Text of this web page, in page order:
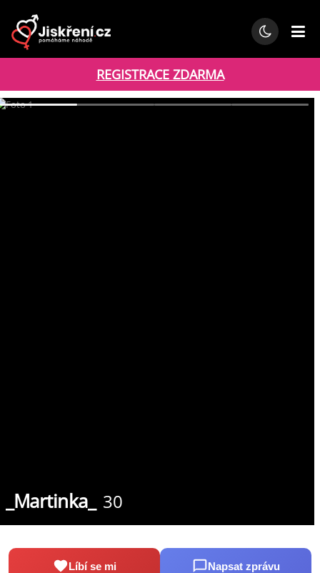
REGISTRACE ZDARMA
_Martinka_ 30
Líbí se mi Napsat zprávu